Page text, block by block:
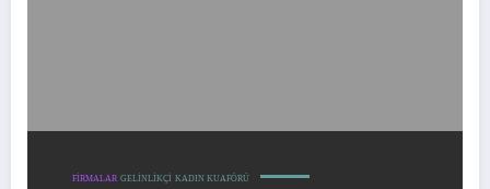
FIRMALAR GELINLIKÇI KADIN KUAFÖRÜ